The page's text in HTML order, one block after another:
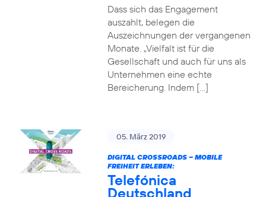
Dass sich das Engagement
auszahlt, belegen die
Auszeichnungen der vergangenen
Monate. „Vielfalt ist für die
Gesellschaft und auch für uns als
Unternehmen eine echte
Bereicherung. Indem […]
05. März 2019
DIGITAL CROSSROADS – MOBILE
FREIHEIT ERLEBEN:
Telefónica
Deutschland